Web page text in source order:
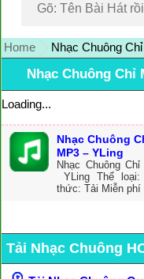
Home Nhạc Chuông
Nhạc Chuông Chỉ
Loading...
Nhạc Chuông
MP3 – YLing
Nhạc Chuông
YLing Thể
thức: Tải Miễn
Tải Nhạc Chuông